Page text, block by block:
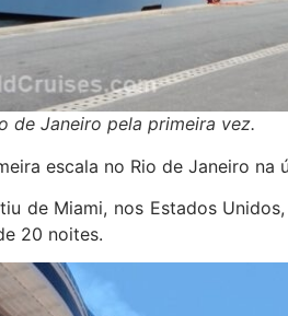
de Janeiro pela primeira vez.
escala no Rio de Janeiro na
de Miami, nos Estados
20 noites.